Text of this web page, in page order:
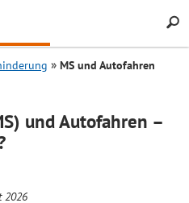
Search
MS und Autofahren
und Autofahren –
2026